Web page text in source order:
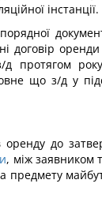
інстанції.
договір
протягом
що з/д у
до
, між заявником
предмету